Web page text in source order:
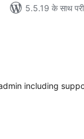
5.5.19 के साथ
including